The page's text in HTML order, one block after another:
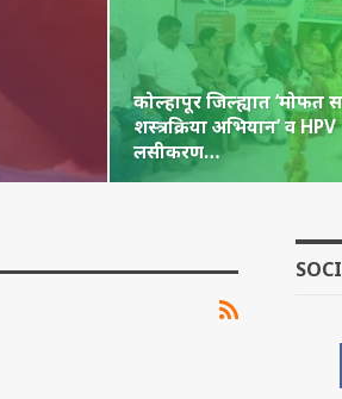
कोल्हापूर जिल्ह्यात ‘मोफत
शस्त्रक्रिया अभियान’ व HPV
लसीकरण…